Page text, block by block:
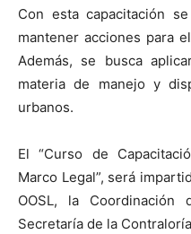
Con esta capacitación
mantener acciones para
Además, se busca
materia de manejo y
urbanos.
El “Curso de
Marco Legal”, será
OOSL, la
Secretaría de la